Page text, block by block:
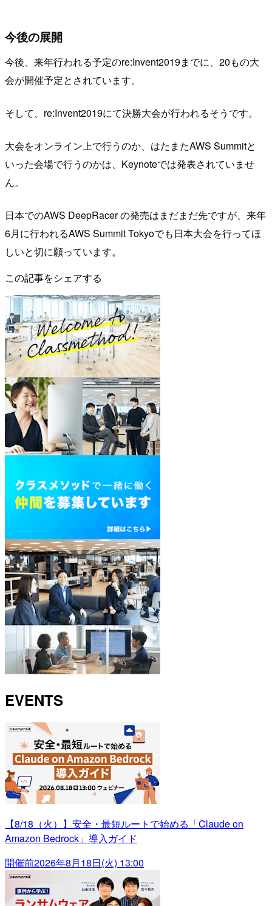
今後の展開
今後、来年行われる予定のre:Invent2019までに、20もの大
会が開催予定とされています。
そして、re:Invent2019にて決勝大会が行われるそうです。
大会をオンライン上で行うのか、はたまたAWS Summitと
いった会場で行うのかは、Keynoteでは発表されていませ
ん。
日本でのAWS DeepRacer の発売はまだまだ先ですが、来年
6月に行われるAWS Summit Tokyoでも日本大会を行ってほ
しいと切に願っています。
この記事をシェアする
EVENTS
【8/18（火）】安全・最短ルートで始める「Claude on
Amazon Bedrock」導入ガイド
開催前2026年8月18日(火) 13:00